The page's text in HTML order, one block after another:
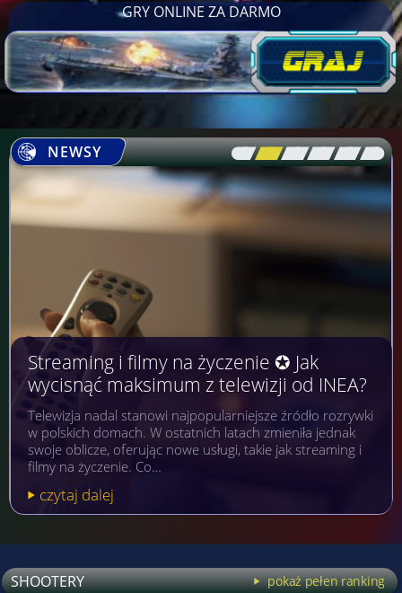
GRY ONLINE ZA DARMO
NEWSY [\ \\ \\ \\ \\ \]
Streaming i filmy na życzenie ✪ Jak
wycisnąć maksimum z telewizji od INEA?
Telewizja nadal stanowi najpopularniejsze źródło rozrywki
w polskich domach. W ostatnich latach zmieniła jednak
swoje oblicze, oferując nowe usługi, takie jak streaming i
filmy na życzenie. Co…
czytaj dalej
SHOOTERY pokaż pełen ranking